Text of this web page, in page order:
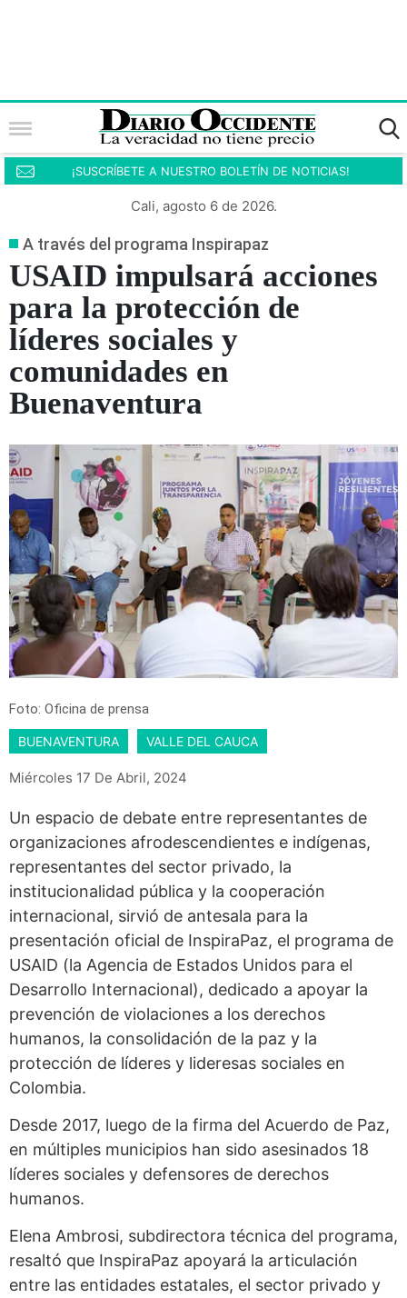
¡SUSCRÍBETE A NUESTRO BOLETÍN DE NOTICIAS!
Cali, agosto 6 de 2026.
A través del programa Inspirapaz
USAID impulsará acciones
para la protección de
líderes sociales y
comunidades en
Buenaventura
Foto: Oficina de prensa
BUENAVENTURA VALLE DEL CAUCA
Miércoles 17 De Abril, 2024
Un espacio de debate entre representantes de
organizaciones afrodescendientes e indígenas,
representantes del sector privado, la
institucionalidad pública y la cooperación
internacional, sirvió de antesala para la
presentación oficial de InspiraPaz, el programa de
USAID (la Agencia de Estados Unidos para el
Desarrollo Internacional), dedicado a apoyar la
prevención de violaciones a los derechos
humanos, la consolidación de la paz y la
protección de líderes y lideresas sociales en
Colombia.
Desde 2017, luego de la firma del Acuerdo de Paz,
en múltiples municipios han sido asesinados 18
líderes sociales y defensores de derechos
humanos.
Elena Ambrosi, subdirectora técnica del programa,
resaltó que InspiraPaz apoyará la articulación
entre las entidades estatales, el sector privado y